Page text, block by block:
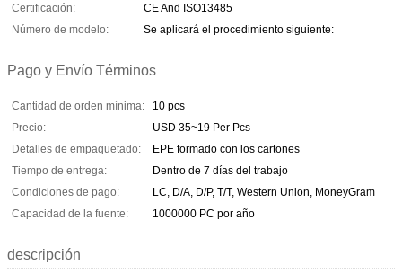
Certificación:
CE And ISO13485
Número de modelo:
Se aplicará el procedimiento siguiente:
Pago y Envío Términos
Cantidad de orden mínima:
10 pcs
Precio:
USD 35~19 Per Pcs
Detalles de empaquetado:
EPE formado con los cartones
Tiempo de entrega:
Dentro de 7 días del trabajo
Condiciones de pago:
LC, D/A, D/P, T/T, Western Union, MoneyGram
Capacidad de la fuente:
1000000 PC por año
descripción